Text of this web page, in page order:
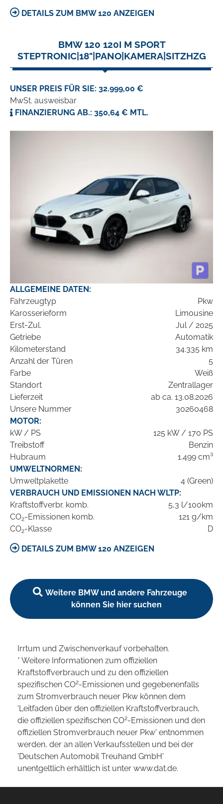
DETAILS ZUM BMW 120 ANZEIGEN
BMW 120 120I M SPORT
STEPTRONIC|18"|PANO|KAMERA|SITZHZG
UNSER PREIS FÜR SIE: 32.999,00 €
MwSt. ausweisbar
FINANZIERUNG AB.: 350,64 € MTL.
ALLGEMEINE DATEN:
Fahrzeugtyp
Pkw
Karosserieform
Limousine
Erst-Zul.
Jul / 2025
Getriebe
Automatik
Kilometerstand
34.335 km
Anzahl der Türen
5
Farbe
Weiß
Standort
Zentrallager
Lieferzeit
ab ca. 13.08.2026
Unsere Nummer
30260468
MOTOR:
kW / PS
125 kW / 170 PS
Treibstoff
Benzin
Hubraum
1.499 cm³
UMWELTNORMEN:
Umweltplakette
4 (Green)
VERBRAUCH UND EMISSIONEN NACH WLTP:
Kraftstoffverbr. komb.
5,3 l/100km
CO2-Emissionen komb.
121 g/km
CO2-Klasse D
DETAILS ZUM BMW 120 ANZEIGEN
Weitere BMW und andere Fahrzeuge
können Sie hier suchen
Irrtum und Zwischenverkauf vorbehalten.
* Weitere Informationen zum offiziellen
Kraftstoffverbrauch und zu den offiziellen
spezifischen CO2-Emissionen und gegebenenfalls
zum Stromverbrauch neuer Pkw können dem
'Leitfaden über den offiziellen Kraftstoffverbrauch,
die offiziellen spezifischen CO2-Emissionen und den
offiziellen Stromverbrauch neuer Pkw' entnommen
werden, der an allen Verkaufsstellen und bei der
'Deutschen Automobil Treuhand GmbH'
unentgeltlich erhältlich ist unter www.dat.de.